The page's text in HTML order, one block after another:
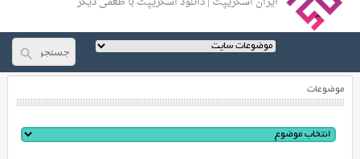
موضوعات